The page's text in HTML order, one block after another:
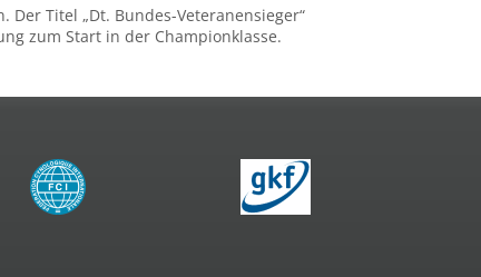
Titel „Dt. Bundes-Veteranensieger“
zum Start in der Championklasse.